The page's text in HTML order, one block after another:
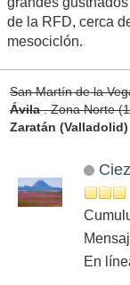
de la RFD, cerca
mesociclón.
San Martín de la
Ávila. Zona Norte
Zaratán (Valladolid)
En